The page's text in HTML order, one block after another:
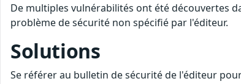
De multiples vulnérabilités ont été découvertes
problème de sécurité non spécifié par l'éditeur.
Solutions
Se référer au bulletin de sécurité de l'éditeur